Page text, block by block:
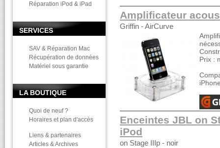
Réparation iPod & iPad
SERVICES
SAV & Réparation Mac
Récupération de données
Matériel sous garantie
LA BOUTIQUE
Quoi de neuf ?
Horaires et plan d'accès
Liens & partenaires
Articles & Archives
Amplificateur
Griffin - AirCurve
Prix :
Enceintes JBL on
iPod
on Stage IIIp - noir